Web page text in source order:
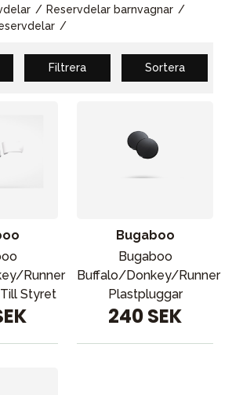
Reservdelar barnvagnar
Filtrera Sortera
Runner
Styret
Bugaboo
Bugaboo
Buffalo/Donkey/Runner
Plastpluggar
240 SEK
Bilbarnstolar
Barn & Baby
Möbler & bädd
Presenttips
Våra favoriter
Varumärken